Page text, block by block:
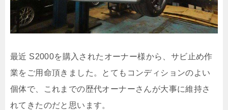
最近 S2000を購入されたオーナー様から、サビ止め作
業をご用命頂きました。とてもコンディションのよい
個体で、これまでの歴代オーナーさんが大事に維持さ
れてきたのだと思います。